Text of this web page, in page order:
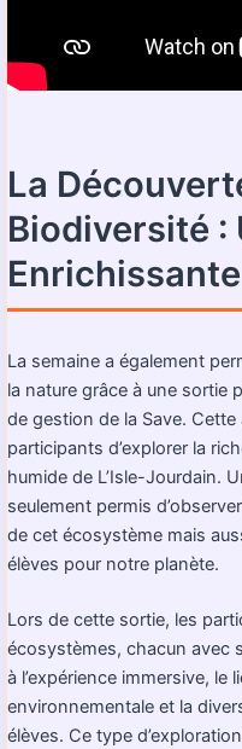
La
Biodiversité :
Enrichissante
La semaine a également
la nature grâce à une sortie
de gestion de la Save.
participants d’explorer la
humide de L’Isle-Jourdain.
seulement permis
de cet écosystème mais
élèves pour notre planète.
Lors de cette sortie, les
écosystèmes, chacun avec
à l’expérience immersive, le
environnementale et la
élèves. Ce type